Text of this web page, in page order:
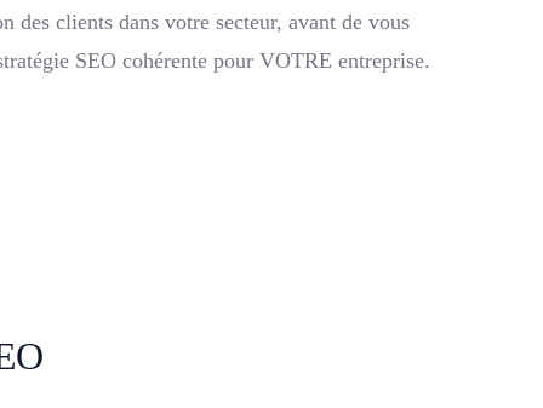
des clients dans votre secteur, avant de vous
SEO cohérente pour VOTRE entreprise.